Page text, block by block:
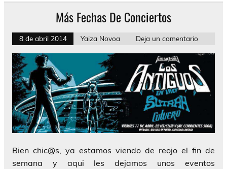
Más Fechas De Conciertos
8 de abril 2014 Yaiza Novoa Deja un comentario
Bien chic@s, ya estamos viendo de reojo el fin de
semana y aqui les dejamos unos eventos